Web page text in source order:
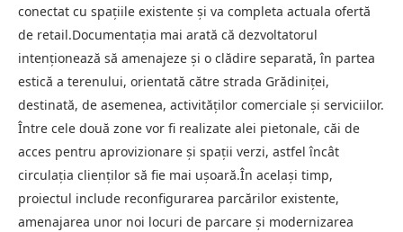
conectat cu spațiile existente și va completa actuala ofertă
de retail.Documentația mai arată că dezvoltatorul
intenționează să amenajeze și o clădire separată, în partea
estică a terenului, orientată către strada Grădiniței,
destinată, de asemenea, activităților comerciale și serviciilor.
Între cele două zone vor fi realizate alei pietonale, căi de
acces pentru aprovizionare și spații verzi, astfel încât
circulația clienților să fie mai ușoară.În același timp,
proiectul include reconfigurarea parcărilor existente,
amenajarea unor noi locuri de parcare și modernizarea